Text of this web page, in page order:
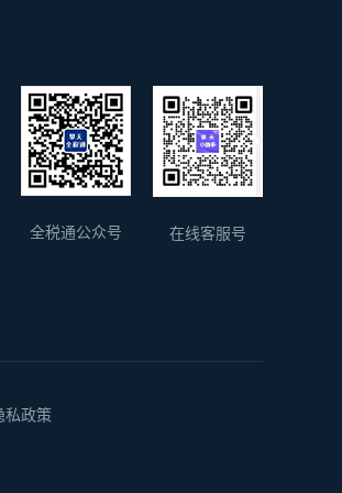
全税通公众号 在线客服号
私政策